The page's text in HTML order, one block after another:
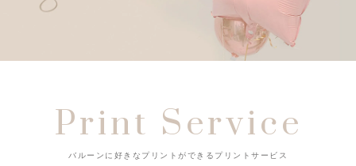
Print Service
バルーンに好きなプリントができるプリントサービス